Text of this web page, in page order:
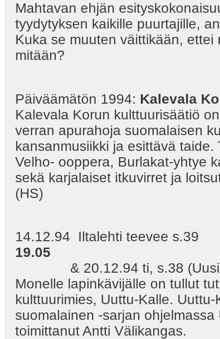
Mahtavan ehjän
tyydytyksen kaikille puurtajille,
Kuka se muuten väittikään,
mitään?
Päiväämätön 1994: Kalevala
Kalevala Korun kulttuurisäätiö
verran apurahoja suomalaisen
kansanmusiikki ja esittävä
Velho- ooppera, Burlakat-yhtye
sekä karjalaiset itkuvirret ja
(HS)
14.12.94 Iltalehti teevee
19.05
& 20.12.94 ti, s.38
Monelle lapinkävijälle on tullut
kulttuurimies, Uuttu-Kalle.
suomalainen -sarjan
toimittanut Antti Välikangas.